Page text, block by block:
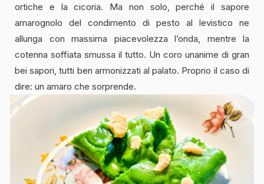
ortiche e la cicoria. Ma non solo, perché il sapore
amarognolo del condimento di pesto al levistico ne
allunga con massima piacevolezza l’onda, mentre la
cotenna soffiata smussa il tutto. Un coro unanime di gran
bei sapori, tutti ben armonizzati al palato. Proprio il caso di
dire: un amaro che sorprende.